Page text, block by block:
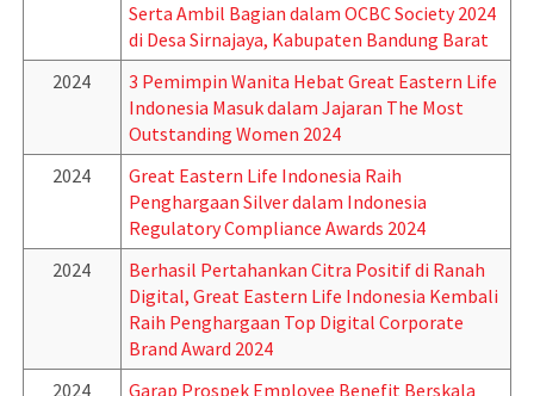
Serta Ambil Bagian dalam OCBC Society 2024
di Desa Sirnajaya, Kabupaten Bandung Barat
2024
3 Pemimpin Wanita Hebat Great Eastern Life
Indonesia Masuk dalam Jajaran The Most
Outstanding Women 2024
2024
Great Eastern Life Indonesia Raih
Penghargaan Silver dalam Indonesia
Regulatory Compliance Awards 2024
2024
Berhasil Pertahankan Citra Positif di Ranah
Digital, Great Eastern Life Indonesia Kembali
Raih Penghargaan Top Digital Corporate
Brand Award 2024
2024
Garap Prospek Employee Benefit Berskala